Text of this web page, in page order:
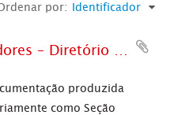
por: Identificador
Partido dos Trabalhadores – Diretório Nacional
produzida
como Seção